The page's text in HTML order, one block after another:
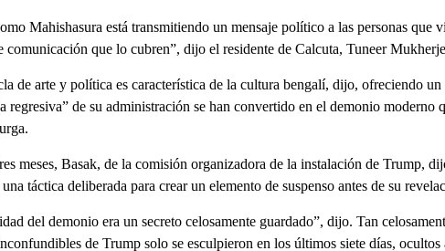
Mahishasura está transmitiendo un mensaje político a las personas que
comunicación que lo cubren”, dijo el residente de Calcuta, Tuneer
de arte y política es característica de la cultura bengalí, dijo, ofreciendo
regresiva” de su administración se han convertido en el demonio moderno
meses, Basak, de la comisión organizadora de la instalación de Trump,
táctica deliberada para crear un elemento de suspenso antes de su
del demonio era un secreto celosamente guardado”, dijo. Tan
de Trump solo se esculpieron en los últimos siete días,